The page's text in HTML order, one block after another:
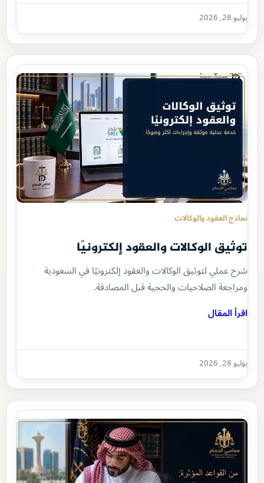
يوليو 28, 2026
نماذج العقود والوكالات
توثيق الوكالات والعقود إلكترونيًا
شرح عملي لتوثيق الوكالات والعقود إلكترونيًا في السعودية
ومراجعة الصلاحيات والحجية قبل المصادقة.
اقرأ المقال
يوليو 28, 2026